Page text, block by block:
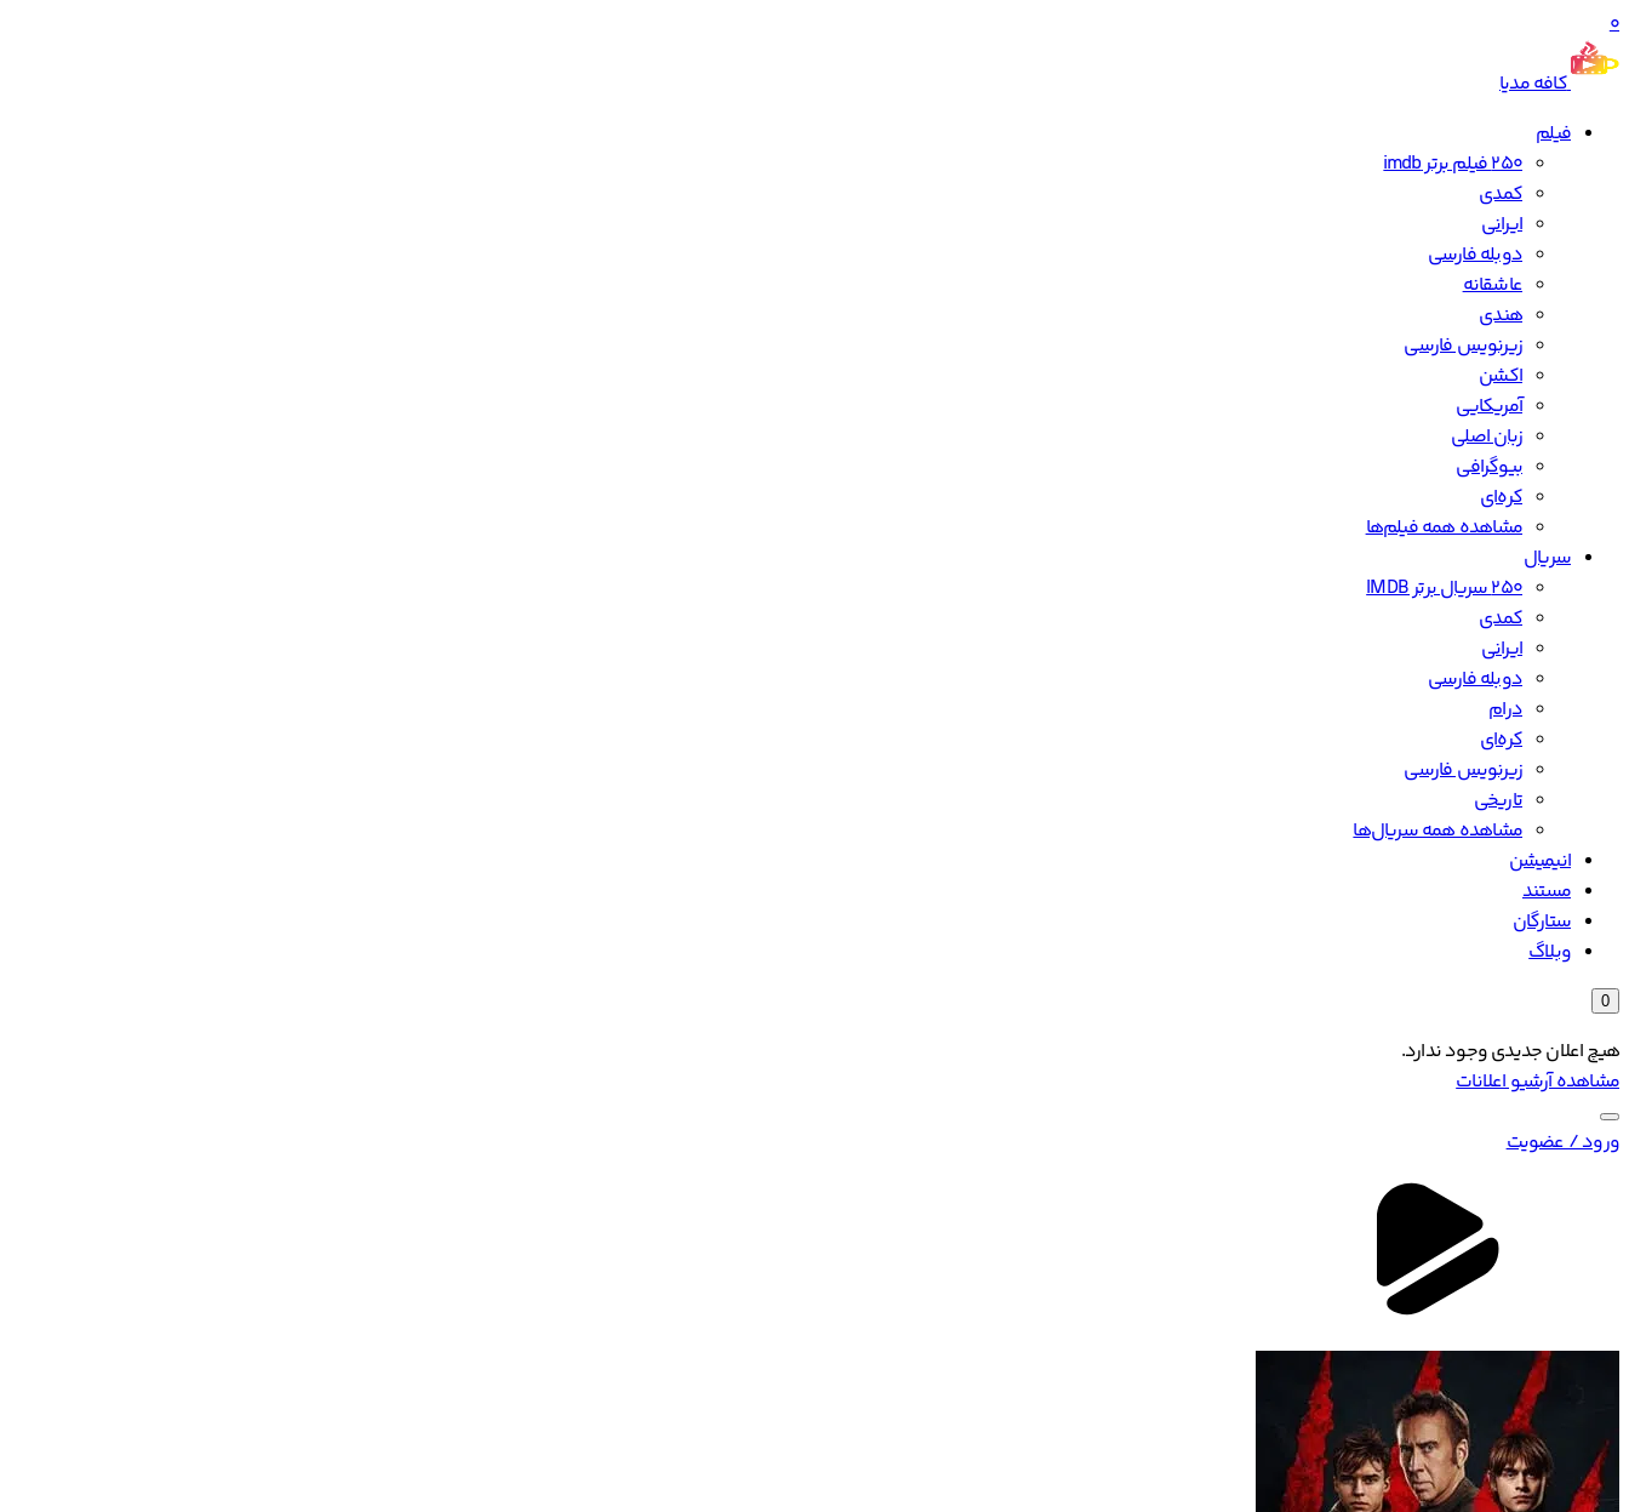
0
کافه مدیا
فیلم
250 فیلم برتر imdb
کمدی
ایرانی
دوبله فارسی
عاشقانه
هندی
زیرنویس فارسی
اکشن
آمریکایی
زبان اصلی
بیوگرافی
کره‌ای
مشاهده همه فیلم‌ها
سریال
۲۵۰ سریال برتر IMDB
کمدی
ایرانی
دوبله فارسی
درام
کره‌ای
زیرنویس فارسی
تاریخی
مشاهده همه سریال‌ها
انیمیشن
مستند
ستارگان
وبلاگ
0
هیچ اعلان جدیدی وجود ندارد.
مشاهده آرشیو اعلانات
ورود / عضویت